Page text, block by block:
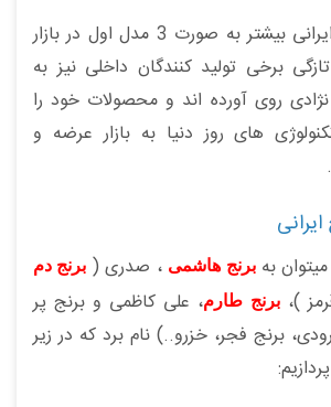
در این سالها برنج ایرانی بیشتر به صورت 3 مدل اول در بازار
برخی تولید کنندگان داخلی نیز به
روی آورده اند و محصولات خود را
های روز دنیا به بازار عرضه و
میتوان بهبرنج هاشمی ، صدری ( برنج دم
)،برنج طارم، علی کاظمی و برنج پر
برنج فجر، خزرو..) نام برد که در زیر